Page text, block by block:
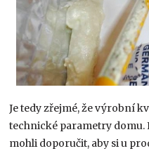
Je tedy zřejmé, že výrobní
technické parametry
mohli doporučit, aby si u